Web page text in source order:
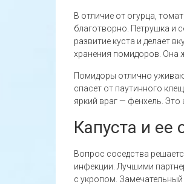
В отличие от огурца,
благотворно. Петрушка и
развитие куста и делает
хранения помидоров. Она
Помидоры отлично
спасет от паутинного
яркий враг — фенхель.
Капуста и ее
Вопрос соседства
инфекции. Лучшими
с укропом.